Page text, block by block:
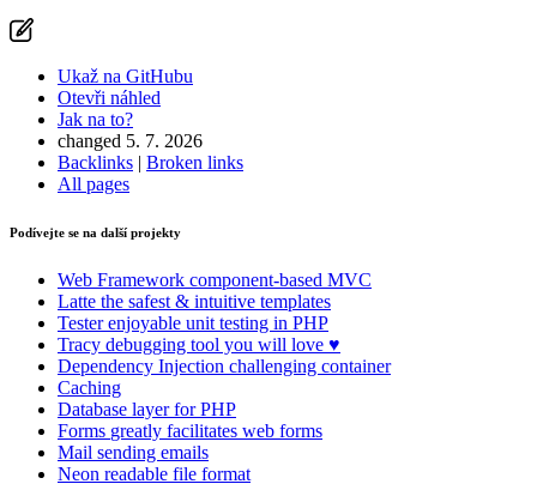
Ukaž na GitHubu
Otevři náhled
Jak na to?
changed 5. 7. 2026
Backlinks | Broken links
All pages
Podívejte se na další projekty
Web Framework component-based MVC
Latte the safest & intuitive templates
Testerenjoyable unit testing in PHP
Tracy debugging tool you will love ♥
Dependency Injection challenging container
Caching
Database layer for PHP
Forms greatly facilitates web forms
Mail sending emails
Neon readable file format